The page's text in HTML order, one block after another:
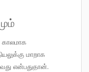
மாறாக
என்பதுதான்.